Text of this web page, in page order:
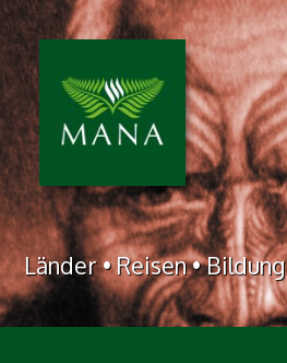
Länder • Reisen • Bildung